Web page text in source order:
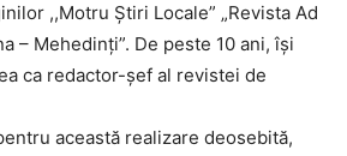
,,Motru Știri Locale” „Revista Ad
– Mehedinți”. De peste 10 ani, își
ca redactor-șef al revistei de
această realizare deosebită,